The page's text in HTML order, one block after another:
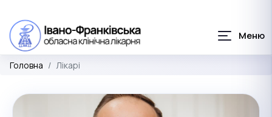
Головна Лікарі